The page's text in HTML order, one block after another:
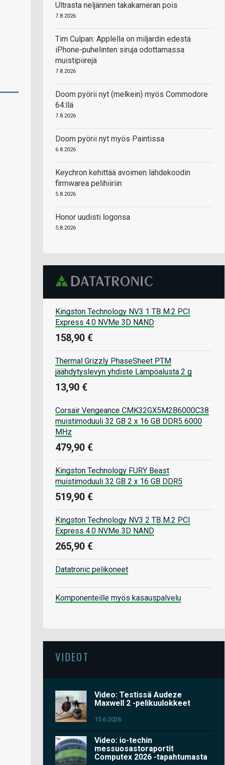
Ultrasta neljännen takakameran pois
7.8.2026
Tim Culpan: Applella on miljardin edestä
iPhone-puhelinten siruja odottamassa
muistipiirejä
7.8.2026
Doom pyörii nyt (melkein) myös Commodore
64:llä
7.8.2026
Doom pyörii nyt myös Paintissa
6.8.2026
Keychron kehittää avoimen lähdekoodin
firmwarea pelihiiriin
5.8.2026
Honor uudisti logonsa
5.8.2026
Kingston Technology NV3 1 TB M.2 PCI
Express 4.0 NVMe 3D NAND
158,90 €
Thermal Grizzly PhaseSheet PTM
jäähdytyslevyn yhdiste Lämpöalusta 2 g
13,90 €
Corsair Vengeance CMK32GX5M2B6000C38
muistimoduuli 32 GB 2 x 16 GB DDR5 6000
MHz
479,90 €
Kingston Technology FURY Beast
muistimoduuli 32 GB 2 x 16 GB DDR5
519,90 €
Kingston Technology NV3 2 TB M.2 PCI
Express 4.0 NVMe 3D NAND
265,90 €
Datatronic pelikoneet
Komponenteille myös kasauspalvelu
VIDEOT
Video: Testissä Audeze
Maxwell 2 -pelikuulokkeet
15.6.2026
Video: io-techin
messuosastoraportit
Computex 2026 -tapahtumasta